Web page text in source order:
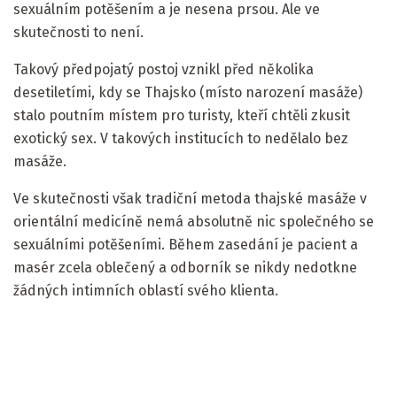
sexuálním potěšením a je nesena prsou. Ale ve
skutečnosti to není.
Takový předpojatý postoj vznikl před několika
desetiletími, kdy se Thajsko (místo narození masáže)
stalo poutním místem pro turisty, kteří chtěli zkusit
exotický sex. V takových institucích to nedělalo bez
masáže.
Ve skutečnosti však tradiční metoda thajské masáže v
orientální medicíně nemá absolutně nic společného se
sexuálními potěšeními. Během zasedání je pacient a
masér zcela oblečený a odborník se nikdy nedotkne
žádných intimních oblastí svého klienta.